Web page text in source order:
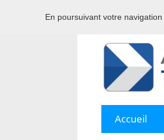
Accueil
En poursuivant votre